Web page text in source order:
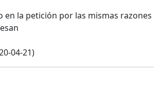
en la petición por las mismas razones
04-21)